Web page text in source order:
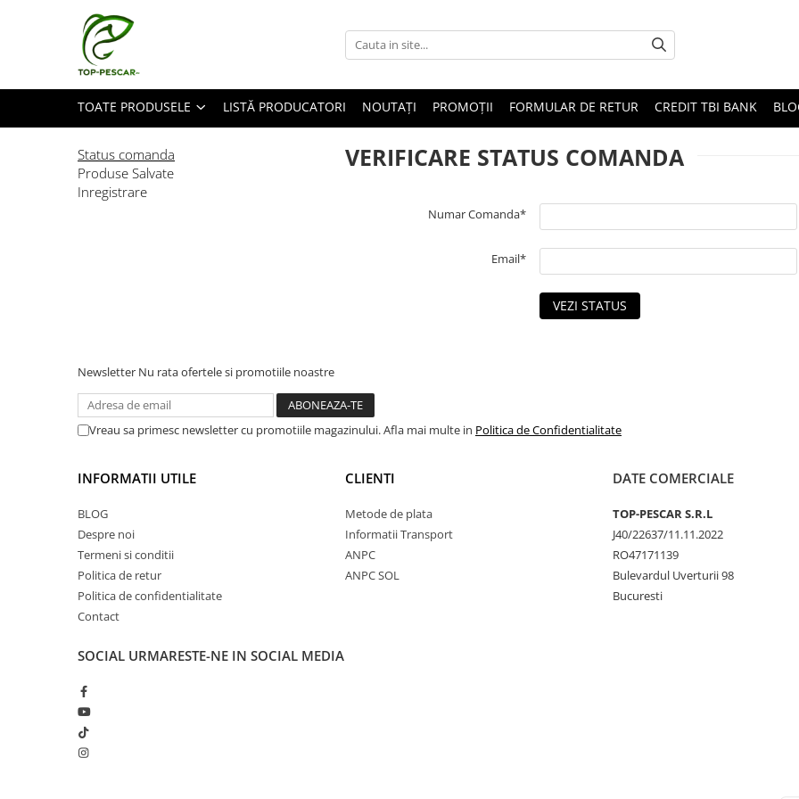
Toate Produsele
Lansete crap
Mulinete crap
Semnalizare și suport
Senzori pescuit
Swingere pescuit
Suport lansete
Picheți pescuit
Monturi și componente
Accesorii crap
Accesorii monturi
Accesorii diverse
TOATE PRODUSELE LISTĂ PRODUCATORI NOUTAȚI PROMOȚII FORMULAR DE RETUR CREDIT TBI BANK
Status comanda
Produse Salvate
Inregistrare
VERIFICARE STATUS COMANDA
Numar Comanda*
Email*
VEZI STATUS
Newsletter Nu rata ofertele si promotiile noastre
Vreau sa primesc newsletter cu promotiile magazinului. Afla mai multe in Politica de Confidentialitate
INFORMATII UTILE
BLOG
Despre noi
Termeni si conditii
Politica de retur
Politica de confidentialitate
Contact
CLIENTI
Metode de plata
Informatii Transport
ANPC
ANPC SOL
DATE COMERCIALE
TOP-PESCAR S.R.L
J40/22637/11.11.2022
RO47171139
Bulevardul Uverturii 98
Bucuresti
SOCIAL URMARESTE-NE IN SOCIAL MEDIA